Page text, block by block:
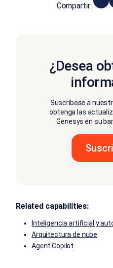
Compartir:
¿Desea
Suscríbase a
obtenga las
Genesys en su
Related capabilities:
Inteligencia artificial y
Arquitectura de nube
Agent Copilot